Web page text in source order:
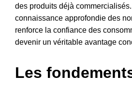
des produits déjà
connaissance approfondie des
renforce la confiance des
devenir un véritable avantage
Les